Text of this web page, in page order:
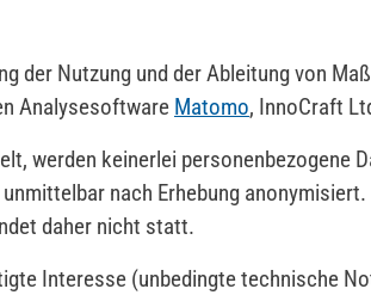
der Nutzung und der Ableitung von
Analysesoftware Matomo, InnoCraft
werden keinerlei personenbezogene
nach Erhebung
daher nicht statt.
Interesse (unbedingte technische